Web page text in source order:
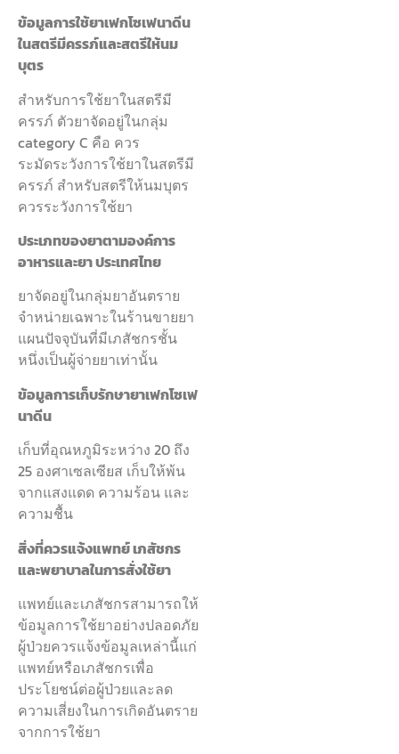
ข้อมูลการใช้ยาเฟกโซเฟนาดีน
ในสตรีมีครรภ์และสตรีให้นม
บุตร
สำหรับการใช้ยาในสตรีมี
ครรภ์ ตัวยาจัดอยู่ในกลุ่ม
category C คือ ควร
ระมัดระวังการใช้ยาในสตรีมี
ครรภ์ สำหรับสตรีให้นมบุตร
ควรระวังการใช้ยา
ประเภทของยาตามองค์การ
อาหารและยา ประเทศไทย
ยาจัดอยู่ในกลุ่มยาอันตราย
จำหน่ายเฉพาะในร้านขายยา
แผนปัจจุบันที่มีเภสัชกรชั้น
หนึ่งเป็นผู้จ่ายยาเท่านั้น
ข้อมูลการเก็บรักษายาเฟกโซเฟ
นาดีน
เก็บที่อุณหภูมิระหว่าง 20 ถึง
25 องศาเซลเซียส เก็บให้พ้น
จากแสงแดด ความร้อน และ
ความชื้น
สิ่งที่ควรแจ้งแพทย์ เภสัชกร
และพยาบาลในการสั่งใช้ยา
แพทย์และเภสัชกรสามารถให้
ข้อมูลการใช้ยาอย่างปลอดภัย
ผู้ป่วยควรแจ้งข้อมูลเหล่านี้แก่
แพทย์หรือเภสัชกรเพื่อ
ประโยชน์ต่อผู้ป่วยและลด
ความเสี่ยงในการเกิดอันตราย
จากการใช้ยา